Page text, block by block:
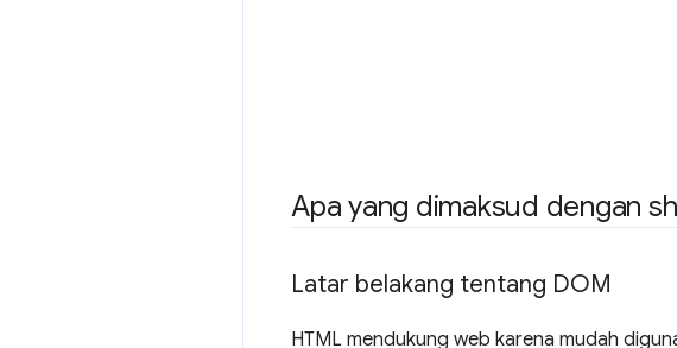
Apa yang dimaksud dengan
Latar belakang tentang DOM
HTML mendukung web karena mudah